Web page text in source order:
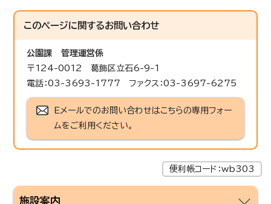
このページに関するお問い合わせ
公園課
管理運営係
〒124-0012 葛飾区立石6-9-1
電話：03-3693-1777 ファクス：03-3697-6275
Eメールでのお問い合わせはこちらの専用フォー
ムをご利用ください。
便利帳コード：wb303
施設案内